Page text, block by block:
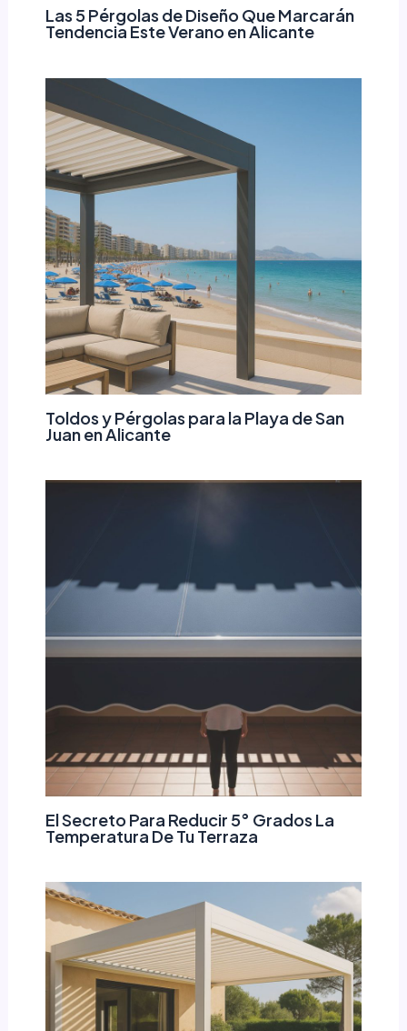
Las 5 Pérgolas de Diseño Que Marcarán
Tendencia Este Verano en Alicante
Toldos y Pérgolas para la Playa de San
Juan en Alicante
El Secreto Para Reducir 5° Grados La
Temperatura De Tu Terraza